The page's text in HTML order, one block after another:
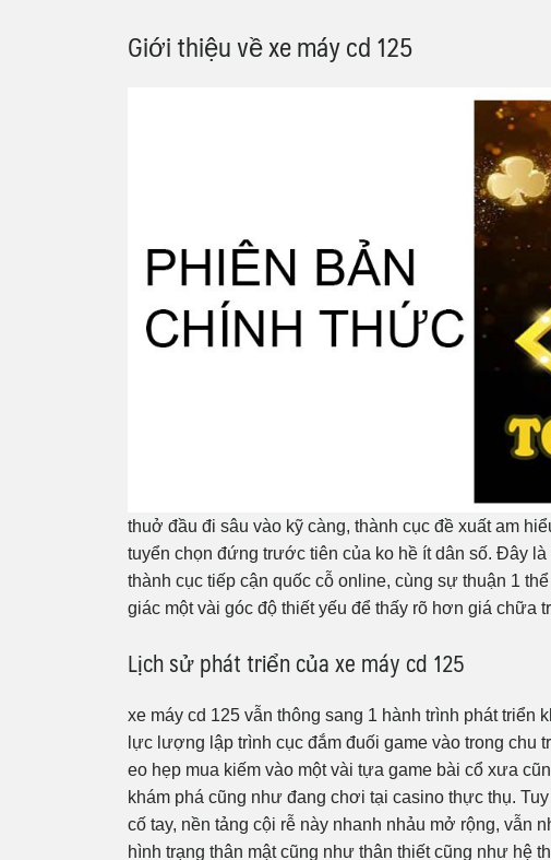
Giới thiệu về xe máy cd 125
thuở đầu đi sâu vào kỹ càng, thành cục đề xuất am
tuyển chọn đứng trước tiên của ko hề ít dân số. Đây
thành cục tiếp cận quốc cỗ online, cùng sự thuận 1
giác một vài góc độ thiết yếu để thấy rõ hơn giá chữa
Lịch sử phát triển của xe máy cd 125
xe máy cd 125 vẫn thông sang 1 hành trình phát triển
lực lượng lập trình cục đắm đuối game vào trong chu
eo hẹp mua kiếm vào một vài tựa game bài cổ xưa
khám phá cũng như đang chơi tại casino thực thụ.
cố tay, nền tảng cội rễ này nhanh nhảu mở rộng, vẫn
hình trạng thân mật cũng như thân thiết cũng như hệ